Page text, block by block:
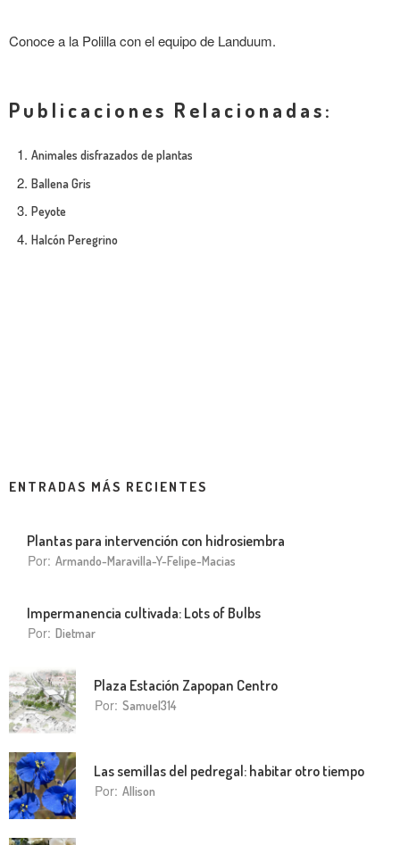
Conoce a la Polilla con el equipo de Landuum.
Publicaciones Relacionadas:
Animales disfrazados de plantas
Ballena Gris
Peyote
Halcón Peregrino
ENTRADAS MÁS RECIENTES
Plantas para intervención con hidrosiembra
Por: Armando-Maravilla-Y-Felipe-Macias
Impermanencia cultivada: Lots of Bulbs
Por: Dietmar
Plaza Estación Zapopan Centro
Por: Samuel314
Las semillas del pedregal: habitar otro tiempo
Por: Allison